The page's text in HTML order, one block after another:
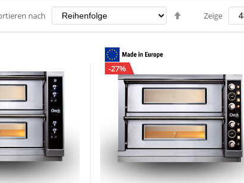
nach
Absteigend
Zeige
-27%